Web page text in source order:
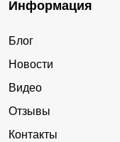
Информация
Блог
Новости
Видео
Отзывы
Контакты